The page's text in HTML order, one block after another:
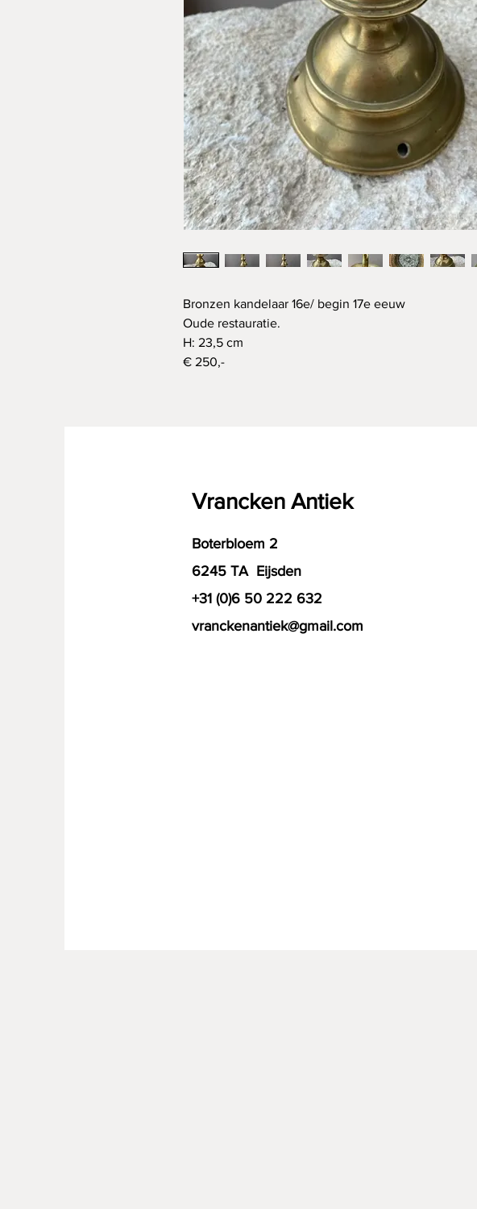
Bronzen kandelaar 16e/ begin 17e eeuw
Oude restauratie.
H: 23,5 cm
€ 250,-
Vrancken Antiek
Boterbloem 2
6245 TA Eijsden
+31 (0)6 50 222 632
vranckenantiek@gmail.com